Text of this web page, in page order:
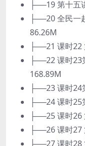
├──19 第十
├──20 全民一
86.26M
├──21 课时
├──22 课时
168.89M
├──23 课时
├──24 课时
├──25 课时26
├──26 课时27
├──27 课时28